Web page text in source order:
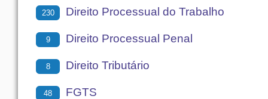
230 Direito Processual do Trabalho
9 Direito Processual Penal
8 Direito Tributário
48 FGTS